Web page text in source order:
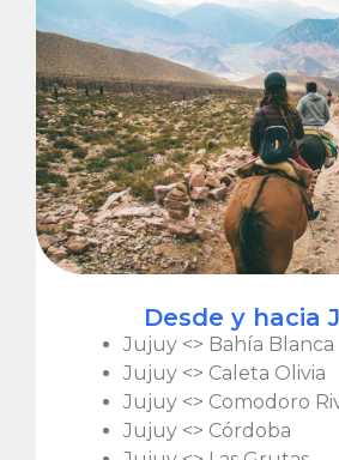
Desde y hacia
Jujuy <> Bahía Blanca
Jujuy <> Caleta Olivia
Jujuy <> Comodoro
Jujuy <> Córdoba